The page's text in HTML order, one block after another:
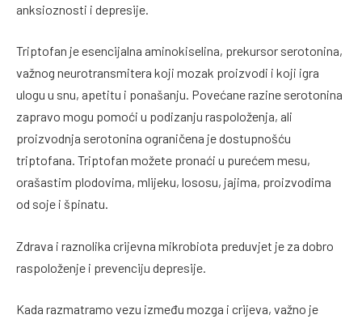
anksioznosti i depresije.
Triptofan je esencijalna aminokiselina, prekursor serotonina,
važnog neurotransmitera koji mozak proizvodi i koji igra
ulogu u snu, apetitu i ponašanju. Povećane razine serotonina
zapravo mogu pomoći u podizanju raspoloženja, ali
proizvodnja serotonina ograničena je dostupnošću
triptofana. Triptofan možete pronaći u purećem mesu,
orašastim plodovima, mlijeku, lososu, jajima, proizvodima
od soje i špinatu.
Zdrava i raznolika crijevna mikrobiota preduvjet je za dobro
raspoloženje i prevenciju depresije.
Kada razmatramo vezu između mozga i crijeva, važno je